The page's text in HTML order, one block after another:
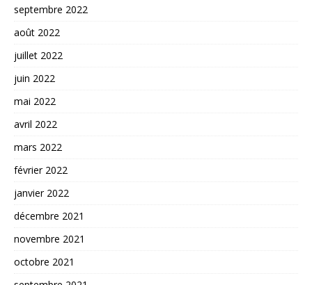
septembre 2022
août 2022
juillet 2022
juin 2022
mai 2022
avril 2022
mars 2022
février 2022
janvier 2022
décembre 2021
novembre 2021
octobre 2021